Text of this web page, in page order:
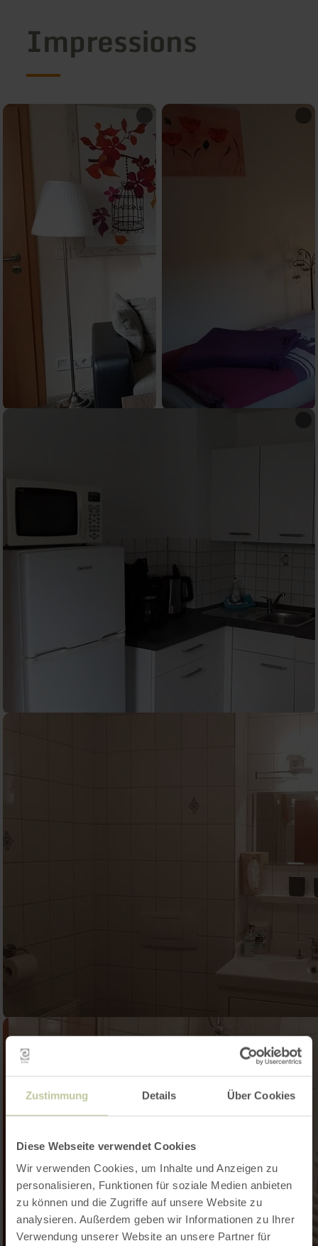
Zustimmung Details Über Cookies
Diese Webseite verwendet Cookies
Wir verwenden Cookies, um Inhalte und Anzeigen zu
personalisieren, Funktionen für soziale Medien anbieten
zu können und die Zugriffe auf unsere Website zu
analysieren. Außerdem geben wir Informationen zu Ihrer
Verwendung unserer Website an unsere Partner für
Impressions